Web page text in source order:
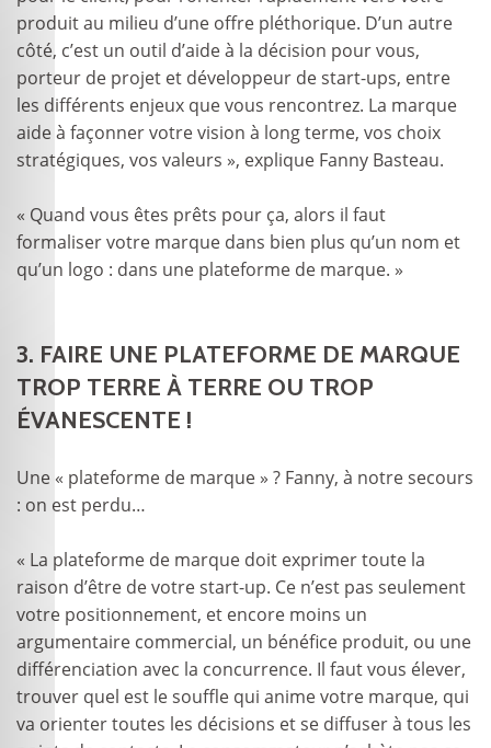
produit au milieu d’une offre pléthorique. D’un autre
côté, c’est un outil d’aide à la décision pour vous,
porteur de projet et développeur de start-ups, entre
les différents enjeux que vous rencontrez. La marque
aide à façonner votre vision à long terme, vos choix
stratégiques, vos valeurs », explique Fanny Basteau.
« Quand vous êtes prêts pour ça, alors il faut
formaliser votre marque dans bien plus qu’un nom et
qu’un logo : dans une plateforme de marque. »
3. FAIRE UNE PLATEFORME DE MARQUE
TROP TERRE À TERRE OU TROP
ÉVANESCENTE !
Une « plateforme de marque » ? Fanny, à notre secours
: on est perdu…
« La plateforme de marque doit exprimer toute la
raison d’être de votre start-up. Ce n’est pas seulement
votre positionnement, et encore moins un
argumentaire commercial, un bénéfice produit, ou une
différenciation avec la concurrence. Il faut vous élever,
trouver quel est le souffle qui anime votre marque, qui
va orienter toutes les décisions et se diffuser à tous les